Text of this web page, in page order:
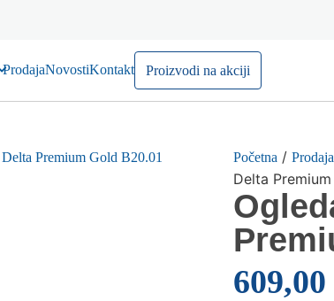
ProdajaNovostiKontakt Proizvodi na akciji
Početna / Prodaja
Delta
609,00